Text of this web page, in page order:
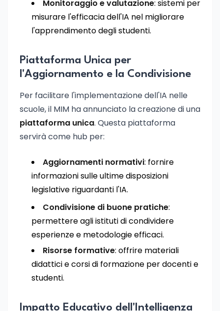
Monitoraggio e valutazione: sistemi per
misurare l'efficacia dell'IA nel migliorare
l'apprendimento degli studenti.
Piattaforma Unica per
l'Aggiornamento e la Condivisione
Per facilitare l'implementazione dell'IA nelle
scuole, il MIM ha annunciato la creazione di una
piattaforma unica. Questa piattaforma
servirà come hub per:
Aggiornamenti normativi: fornire
informazioni sulle ultime disposizioni
legislative riguardanti l'IA.
Condivisione di buone pratiche:
permettere agli istituti di condividere
esperienze e metodologie efficaci.
Risorse formative: offrire materiali
didattici e corsi di formazione per docenti e
studenti.
Impatto Educativo dell'Intelligenza